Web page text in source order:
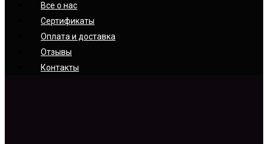
Все о нас
Сертификаты
Оплата и доставка
Отзывы
Контакты